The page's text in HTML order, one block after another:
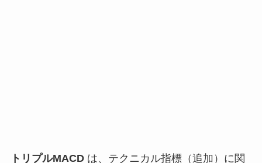
トリプルMACDは、テクニカル指標（追加）に関